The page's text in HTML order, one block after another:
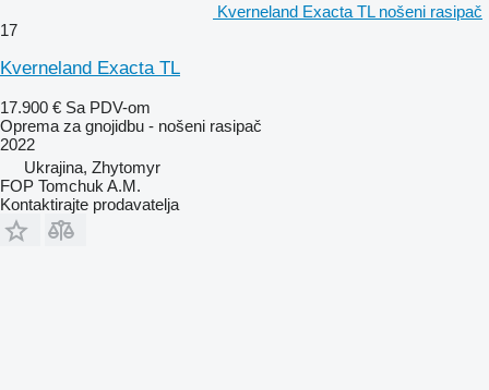
Kverneland Exacta TL nošeni rasipač
17
Kverneland Exacta TL
17.900 € Sa PDV-om
Oprema za gnojidbu - nošeni rasipač
2022
Ukrajina, Zhytomyr
FOP Tomchuk A.M.
Kontaktirajte prodavatelja